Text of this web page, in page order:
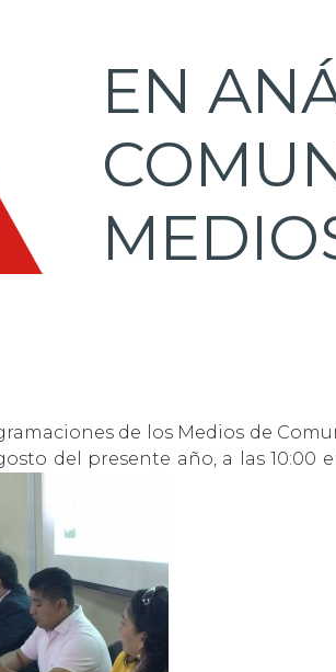
EN
de los Medios de
del presente año, a las 10:00